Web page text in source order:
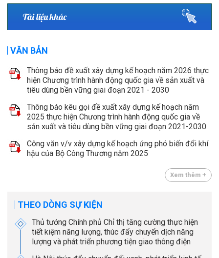
Tài liệu khác
VĂN BẢN
Thông báo đề xuất xây dựng kế hoạch năm 2026 thực
hiện Chương trình hành động quốc gia về sản xuất và
tiêu dùng bền vững giai đoạn 2021 - 2030
Thông báo kêu gọi đề xuất xây dựng kế hoạch năm
2025 thực hiện Chương trình hành động quốc gia về
sản xuất và tiêu dùng bền vững giai đoạn 2021-2030
Công văn v/v xây dựng kế hoạch ứng phó biến đổi khí
hậu của Bộ Công Thương năm 2025
Xem thêm +
THEO DÒNG SỰ KIỆN
Thủ tướng Chính phủ Chỉ thị tăng cường thực hiện
tiết kiệm năng lượng, thúc đẩy chuyển dịch năng
lượng và phát triển phương tiện giao thông điện